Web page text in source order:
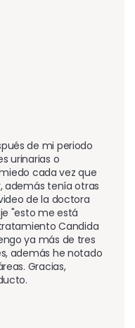
de mi periodo
urinarias o
cada vez que
además tenía otras
de la doctora
"esto me está
Candida
ya más de tres
además he notado
Gracias,